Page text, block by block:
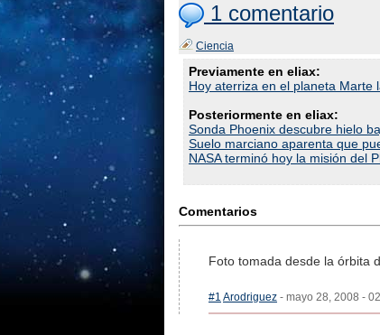
1 comentario
Ciencia
Previamente en eliax:
Hoy aterriza en el planeta Marte
Posteriormente en eliax:
Sonda Phoenix descubre hielo
Suelo marciano aparenta que
NASA terminó hoy la misión del
Comentarios
Foto tomada desde la órbita
#1 Arodriguez - mayo 28, 2008 -